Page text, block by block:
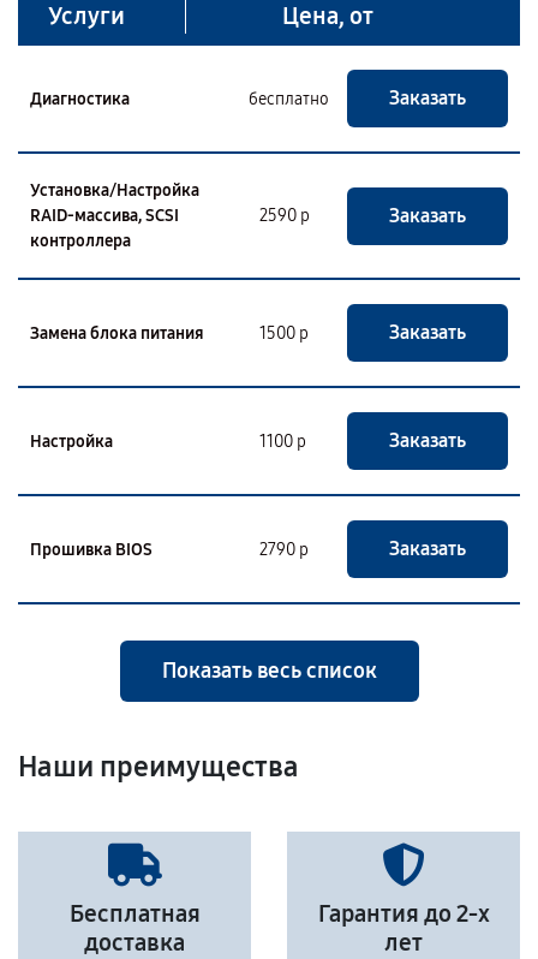
Услуги Цена, от
Диагностика бесплатно Заказать
Установка/Настройка
RAID-массива, SCSI
контроллера
2590 р Заказать
Замена блока питания 1500 р Заказать
Настройка 1100 р Заказать
Прошивка BIOS 2790 р Заказать
Показать весь список
Наши преимущества
Бесплатная
доставка
Гарантия до 2-х
лет